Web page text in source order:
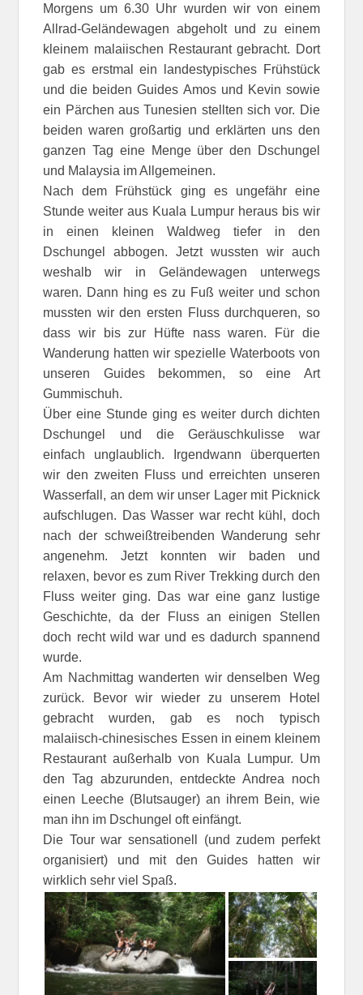
Morgens um 6.30 Uhr wurden wir von einem
Allrad-Geländewagen abgeholt und zu einem
kleinem malaiischen Restaurant gebracht. Dort
gab es erstmal ein landestypisches Frühstück
und die beiden Guides Amos und Kevin sowie
ein Pärchen aus Tunesien stellten sich vor. Die
beiden waren großartig und erklärten uns den
ganzen Tag eine Menge über den Dschungel
und Malaysia im Allgemeinen.
Nach dem Frühstück ging es ungefähr eine
Stunde weiter aus Kuala Lumpur heraus bis wir
in einen kleinen Waldweg tiefer in den
Dschungel abbogen. Jetzt wussten wir auch
weshalb wir in Geländewagen unterwegs
waren. Dann hing es zu Fuß weiter und schon
mussten wir den ersten Fluss durchqueren, so
dass wir bis zur Hüfte nass waren. Für die
Wanderung hatten wir spezielle Waterboots von
unseren Guides bekommen, so eine Art
Gummischuh.
Über eine Stunde ging es weiter durch dichten
Dschungel und die Geräuschkulisse war
einfach unglaublich. Irgendwann überquerten
wir den zweiten Fluss und erreichten unseren
Wasserfall, an dem wir unser Lager mit Picknick
aufschlugen. Das Wasser war recht kühl, doch
nach der schweißtreibenden Wanderung sehr
angenehm. Jetzt konnten wir baden und
relaxen, bevor es zum River Trekking durch den
Fluss weiter ging. Das war eine ganz lustige
Geschichte, da der Fluss an einigen Stellen
doch recht wild war und es dadurch spannend
wurde.
Am Nachmittag wanderten wir denselben Weg
zurück. Bevor wir wieder zu unserem Hotel
gebracht wurden, gab es noch typisch
malaiisch-chinesisches Essen in einem kleinem
Restaurant außerhalb von Kuala Lumpur. Um
den Tag abzurunden, entdeckte Andrea noch
einen Leeche (Blutsauger) an ihrem Bein, wie
man ihn im Dschungel oft einfängt.
Die Tour war sensationell (und zudem perfekt
organisiert) und mit den Guides hatten wir
wirklich sehr viel Spaß.